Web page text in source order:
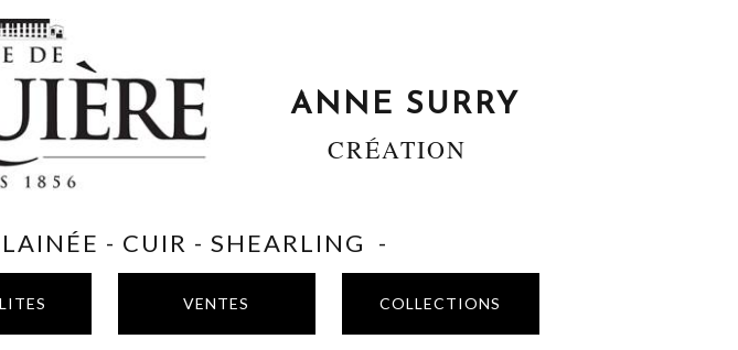
ANNE SURRY
CRÉATION
- CUIR - SHEARLING -
VENTES COLLECTIONS